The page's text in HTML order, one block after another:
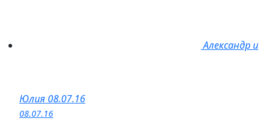
Александр и
Юлия 08.07.16
08.07.16